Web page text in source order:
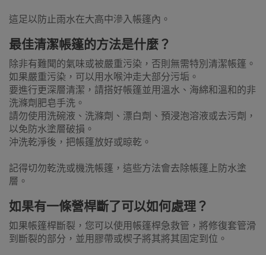
這足以防止雨水在大高中滲入帳篷內。
最佳清潔帳篷的方法是什麼？
除非有難聞的氣味或被嚴重污染，否則無需特別清潔帳篷。
如果嚴重污染，可以用水喉沖走大部分污垢。
要進行更深層清潔，請搭好帳篷並用溫水、海綿和溫和的非
洗滌劑肥皂手洗。
請勿使用洗碗液、洗滌劑、漂白劑、預浸泡溶液或去污劑，
以免防水塗層破損。
沖洗乾淨後，把帳篷放好或晾乾。
記得切勿乾洗或機洗帳篷，這些方法會去除帳篷上防水塗
層。
如果有一條營桿斷了可以如何處理？
如果帳篷桿斷裂，您可以使用帳篷桿急救管，將修復套管滑
到斷裂的部分，並用膠帶或楔子將其將其固定到位。